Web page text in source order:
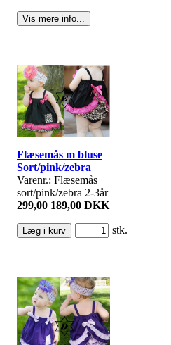
Flæsemås m bluse
Sort/pink/zebra
Varenr.: Flæsemås
sort/pink/zebra 2-3år
299,00 189,00 DKK
stk.